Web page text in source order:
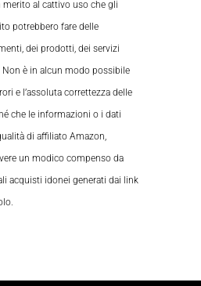
al cattivo uso che gli
potrebbero fare delle
dei prodotti, dei servizi
è in alcun modo possibile
e l’assoluta correttezza delle
che le informazioni o i dati
di affiliato Amazon,
un modico compenso da
acquisti idonei generati dai link